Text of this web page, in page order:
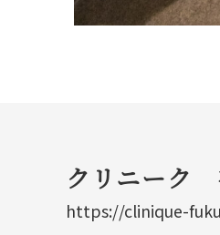
クリニーク
https://clinique-